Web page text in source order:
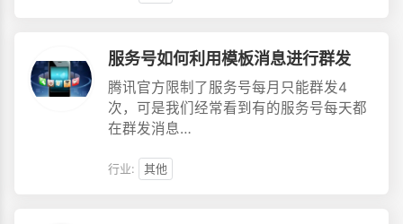
服务号如何利用模板消息进行群发
腾讯官方限制了服务号每月只能群发4
次，可是我们经常看到有的服务号每天都
在群发消息…
行业: 其他